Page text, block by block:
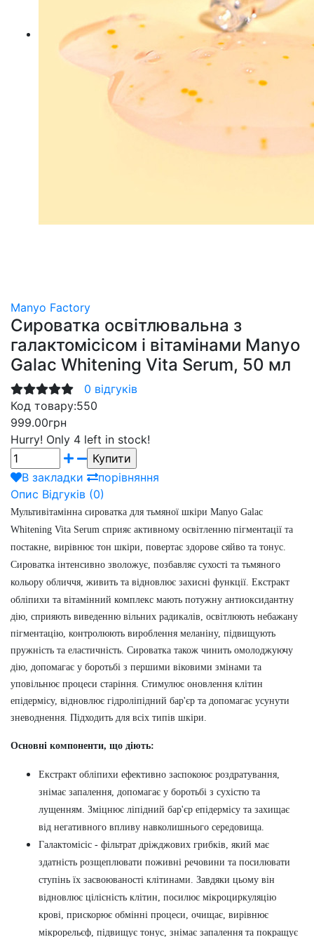
Manyo Factory
Сироватка освітлювальна з
галактомісісом і вітамінами Manyo
Galac Whitening Vita Serum, 50 мл
0 відгуків
Код товару:550
999.00грн
Hurry! Only 4 left in stock!
В закладки
порівняння
Опис Відгуків (0)
Мультивітамінна сироватка для тьмяної шкіри Manyo Galac
Whitening Vita Serum сприяє активному освітленню пігментації та
постакне, вирівнює тон шкіри, повертає здорове сяйво та тонус.
Сироватка інтенсивно зволожує, позбавляє сухості та тьмяного
кольору обличчя, живить та відновлює захисні функції. Екстракт
обліпихи та вітамінний комплекс мають потужну антиоксидантну
дію, сприяють виведенню вільних радикалів, освітлюють небажану
пігментацію, контролюють вироблення меланіну, підвищують
пружність та еластичність. Сироватка також чинить омолоджуючу
дію, допомагає у боротьбі з першими віковими змінами та
уповільнює процеси старіння. Стимулює оновлення клітин
епідермісу, відновлює гідроліпідний бар'єр та допомагає усунути
зневоднення. Підходить для всіх типів шкіри.
Основні компоненти, що діють:
Екстракт обліпихи ефективно заспокоює роздратування,
знімає запалення, допомагає у боротьбі з сухістю та
лущенням. Зміцнює ліпідний бар'єр епідермісу та захищає
від негативного впливу навколишнього середовища.
Галактомісіс - фільтрат дріжджових грибків, який має
здатність розщеплювати поживні речовини та посилювати
ступінь їх засвоюваності клітинами. Завдяки цьому він
відновлює цілісність клітин, посилює мікроциркуляцію
крові, прискорює обмінні процеси, очищає, вирівнює
мікрорельєф, підвищує тонус, знімає запалення та покращує